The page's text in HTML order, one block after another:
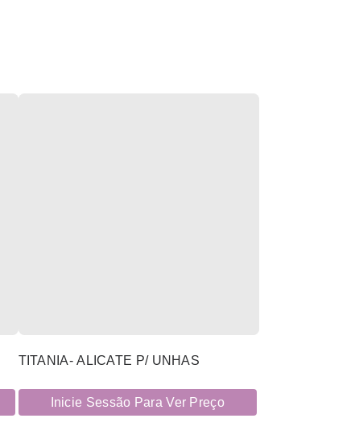
TITANIA- ALICATE P/ UNHAS
Inicie Sessão Para Ver Preço